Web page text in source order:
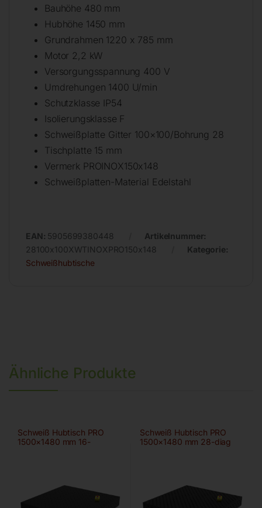
Bauhöhe 480 mm
Hubhöhe 1450 mm
Grundrahmen 1220 x 785 mm
Motor 2,2 kW
Versorgungsspannung 400 V
Umdrehungen 1400 U/min
Schutzklasse IP54
Isolierungsklasse F
Schweißplatte Gitter 100×100/Bohrung 28
Tischplatte 15 mm
Vermerk PROINOX150x148
Schweißplatten-Material Edelstahl
EAN: 5905699380448
Artikelnummer:
28100x100XWTINOXPRO150x148
Kategorie:
Schweißhubtische
Ähnliche Produkte
Schweiß Hubtisch PRO
1500×1480 mm 16-
Schweiß Hubtisch PRO
1500×1480 mm 28-diag